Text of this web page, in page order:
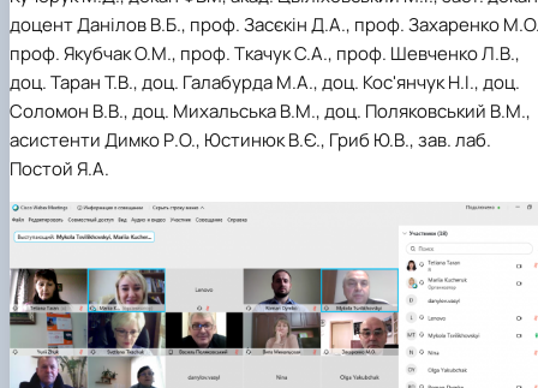
доцент Данілов В.Б., проф. Засєкін Д.А., проф. Захаренко
проф. Якубчак О.М., проф. Ткачук С.А., проф. Шевченко Л.В.,
доц. Таран Т.В., доц. Галабурда М.А., доц. Кос'янчук Н.І., доц.
Соломон В.В., доц. Михальська В.М., доц. Поляковський В.М.,
асистенти Димко Р.О., Юстинюк В.Є., Гриб Ю.В., зав. лаб.
Постой Я.А.